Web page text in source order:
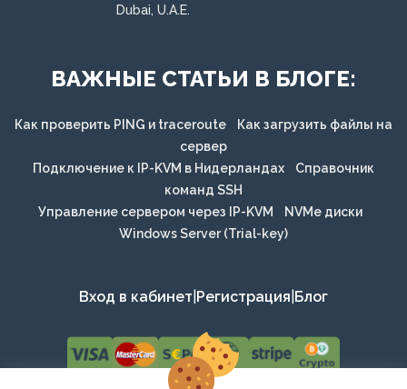
Dubai, U.A.E.
ВАЖНЫЕ СТАТЬИ В БЛОГЕ:
Как проверить PING и traceroute
Как загрузить файлы на
сервер
Подключение к IP-KVM в Нидерландах
Справочник
команд SSH
Управление сервером через IP-KVM
NVMe диски
Windows Server (Trial-key)
Вход в кабинет Регистрация Блог